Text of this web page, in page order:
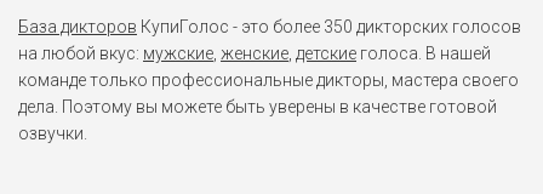
База дикторов КупиГолос - это более 350 дикторских голосов
на любой вкус: мужские женские детские голоса. В нашей
команде только профессиональные дикторы, мастера своего
дела. Поэтому вы можете быть уверены в качестве готовой
озвучки.